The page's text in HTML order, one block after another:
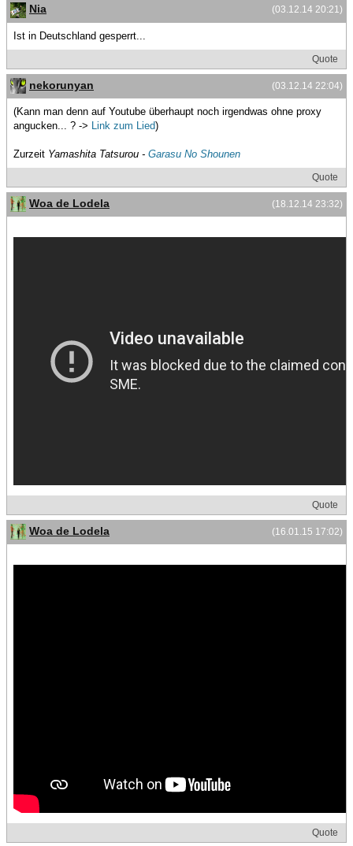
(03.12.14 20:21)
Nia
Ist in Deutschland gesperrt...
Quote
(03.12.14 22:04)
nekorunyan
(Kann man denn auf Youtube überhaupt noch irgendwas ohne proxy
angucken... ? ->
Link zum Lied)
Zurzeit Yamashita Tatsurou - Garasu No Shounen
Quote
(18.12.14 23:32)
Woa de Lodela
Quote
(16.01.15 17:02)
Woa de Lodela
Quote